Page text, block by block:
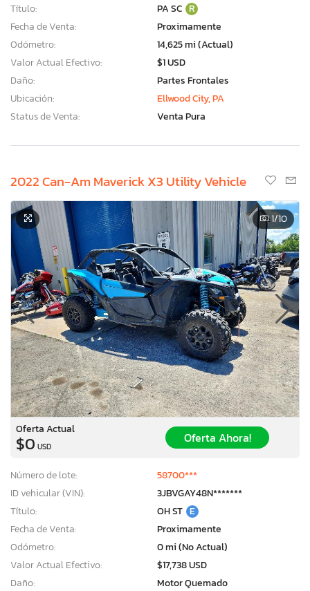
Título:
PA SC R
Fecha de Venta:
Proximamente
Odómetro:
14,625 mi (Actual)
Valor Actual Efectivo:
$1 USD
Daño:
Partes Frontales
Ubicación:
Ellwood City, PA
Status de Venta:
Venta Pura
2022 Can-Am Maverick X3 Utility Vehicle
1/10
Oferta Actual
$0 USD
Oferta Ahora!
Número de lote:
58700***
ID vehicular (VIN):
3JBVGAY48N*******
Título:
OH ST E
Fecha de Venta:
Proximamente
Odómetro:
0 mi (No Actual)
Valor Actual Efectivo:
$17,738 USD
Daño:
Motor Quemado